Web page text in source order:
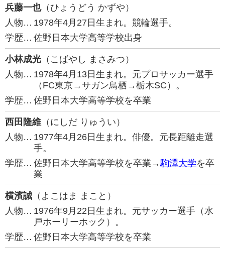
兵藤一也（ひょうどう かずや）
人物… 1978年4月27日生まれ。競輪選手。
学歴… 佐野日本大学高等学校出身
小林成光 （こばやし まさみつ）
人物… 1978年4月13日生まれ。元プロサッカー選手
（FC東京→サガン鳥栖→栃木SC）。
学歴… 佐野日本大学高等学校を卒業
西田隆維 （にしだ りゅうい）
人物… 1977年4月26日生まれ。俳優。元長距離走選
手。
学歴… 佐野日本大学高等学校を卒業→駒澤大学を卒
業
横濱誠 （よこはま まこと）
人物… 1976年9月22日生まれ。元サッカー選手（水
戸ホーリーホック）。
学歴… 佐野日本大学高等学校を卒業